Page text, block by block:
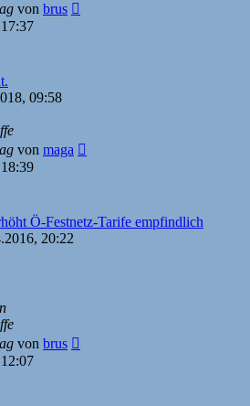
von brus
09:58
von maga
Ö-Festnetz-Tarife empfindlich
20:22
von brus